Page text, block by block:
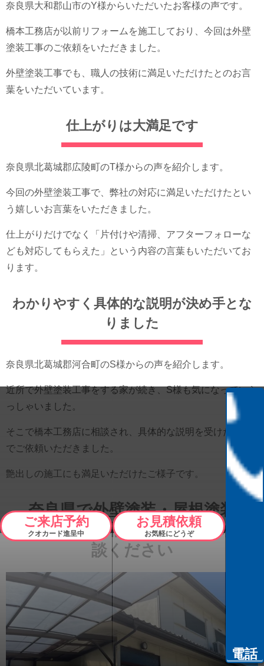
奈良県大和郡山市のY様からいただいたお客様の声です。
橋本工務店が以前リフォームを施工しており、今回は外壁
塗装工事のご依頼をいただきました。
外壁塗装工事でも、職人の技術に満足いただけたとのお言
葉をいただいています。
仕上がりは大満足です
奈良県北葛城郡広陵町のT様からの声を紹介します。
今回の外壁塗装工事で、弊社の対応に満足いただけたとい
う嬉しいお言葉をいただきました。
仕上がりだけでなく「片付けや清掃、アフターフォローな
ども対応してもらえた」という内容の言葉もいただいてお
ります。
わかりやすく具体的な説明が決め手とな
りました
奈良県北葛城郡河合町のS様からの声を紹介します。
近所で外壁塗装工事をする家が続き、S様も気になっていら
っしゃいました。
そこで橋本工務店に相談され、具体的な説明を受けたうえ
でご依頼いただきました。
艶出しの施工にも満足いただけたご様子です。
奈良県で外壁塗装・屋根塗装
をするなら橋本工務店にご相
談ください
ご来店予約
クオカード進呈中
お見積依頼
お気軽にどうぞ
電話